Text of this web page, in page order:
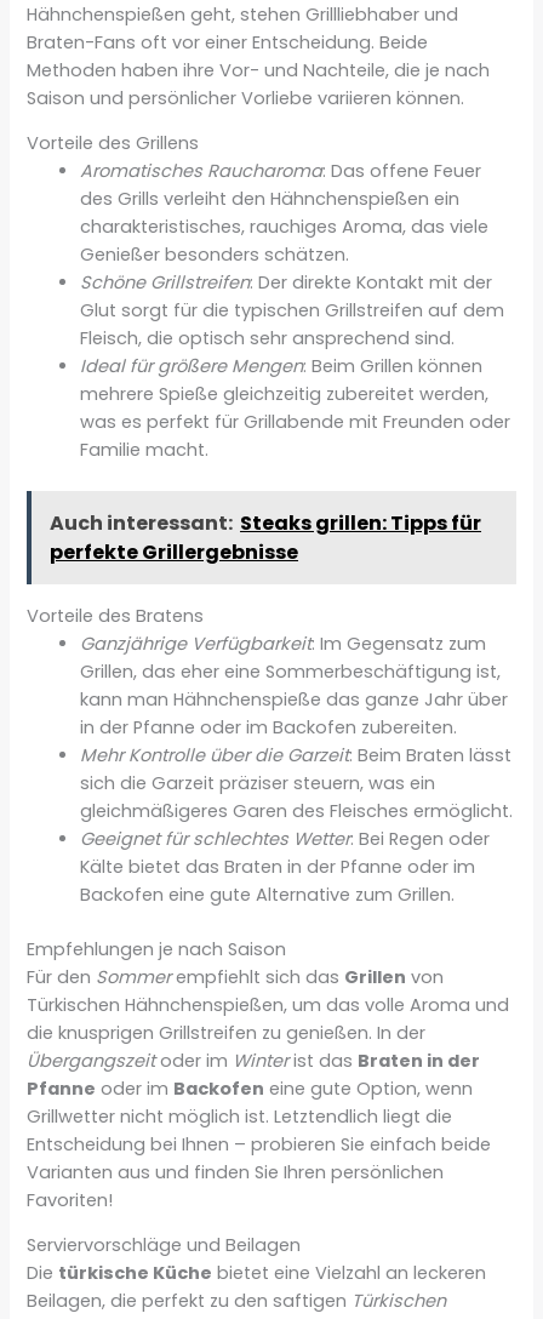
Hähnchenspießen geht, stehen Grillliebhaber und
Braten-Fans oft vor einer Entscheidung. Beide
Methoden haben ihre Vor- und Nachteile, die je nach
Saison und persönlicher Vorliebe variieren können.
Vorteile des Grillens
Aromatisches Raucharoma: Das offene Feuer
des Grills verleiht den Hähnchenspießen ein
charakteristisches, rauchiges Aroma, das viele
Genießer besonders schätzen.
Schöne Grillstreifen: Der direkte Kontakt mit der
Glut sorgt für die typischen Grillstreifen auf dem
Fleisch, die optisch sehr ansprechend sind.
Ideal für größere Mengen: Beim Grillen können
mehrere Spieße gleichzeitig zubereitet werden,
was es perfekt für Grillabende mit Freunden oder
Familie macht.
Auch interessant: Steaks grillen: Tipps für
perfekte Grillergebnisse
Vorteile des Bratens
Ganzjährige Verfügbarkeit: Im Gegensatz zum
Grillen, das eher eine Sommerbeschäftigung ist,
kann man Hähnchenspieße das ganze Jahr über
in der Pfanne oder im Backofen zubereiten.
Mehr Kontrolle über die Garzeit: Beim Braten lässt
sich die Garzeit präziser steuern, was ein
gleichmäßigeres Garen des Fleisches ermöglicht.
Geeignet für schlechtes Wetter: Bei Regen oder
Kälte bietet das Braten in der Pfanne oder im
Backofen eine gute Alternative zum Grillen.
Empfehlungen je nach Saison
Für den Sommerempfiehlt sich das Grillen von
Türkischen Hähnchenspießen, um das volle Aroma und
die knusprigen Grillstreifen zu genießen. In der
Übergangszeitoder im Winterist das Braten in der
Pfanne oder im Backofen eine gute Option, wenn
Grillwetter nicht möglich ist. Letztendlich liegt die
Entscheidung bei Ihnen – probieren Sie einfach beide
Varianten aus und finden Sie Ihren persönlichen
Favoriten!
Serviervorschläge und Beilagen
Die türkische Küche bietet eine Vielzahl an leckeren
Beilagen, die perfekt zu den saftigen Türkischen